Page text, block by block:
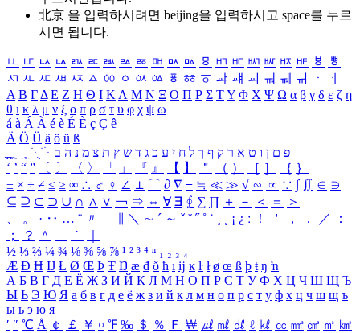
北京 을 입력하시려면 beijing을 입력하시고 space를 누르
시면 됩니다.
ㅥ ㅦ ㅧ ㅨ ㅩ ㅪ ㅫ ㅬ ㅭ ㅮ ㅯ ㅰ ㅱ ㅲ ㅳ ㅴ ㅵ ㅶ ㅷ ㅸ
ㅹ
ㅺ ㅻ ㅼ ㅽ ㅾ ㅿ ㆀ ㆁ ㆂ ㆃ ㆄ ㆅ ㆆ ㆇ ㆈ ㆉ ㆊ ㆋ ㆌ ㆍ
ㆎ
Α Β ΓΔ Ε Ζ Η Θ Ι ΚΛ Μ Ν Ξ Ο Π Ρ Σ ΤΥ Φ Χ Ψ Ω α β γ δ ε ζ η
θ ι κ λ μ ν ξ ο π ρ σ τ υ φ χ ψ ω
á à Á À é è É È ç Ç ê
Ä Ö Ü ä ö ü ß
ִֶֹ ֻּ ׁׂ פ ם ן ו ט א ר ק ף ך ל ח י ע כ ג ד ש ץ ת צ מ נ ה ב
‘ ’ “ ” 〔 〕 〈 〉 「 」 『 』 【 】 ＂ （ ） ［ ］ ｛ ｝
± × ÷ ≠ ≤ ≥ ∞ ∴ ♂ ♀ ∠ ⊥ ⌒ ∂ ∇ ≡ ≒ ≪ ≫ √ ∽ ∝ ∵ ∫ ∬ ∈ ∋
⊆ ⊇ ⊂ ⊃ ∪ ∩ ∧ ∨ ￢ ⇒ ⇔ ∀ ∃ ∮ ∑ ∏ ＋ － ＜ ＝
＞
、
。 · ‥ … ¨ 〃 ― ＼ ∼ ´ ～ ˇ ˘ ˝ ˚ ˙ ¸ ¡ ¿ ː ！ ＇ ， ． ／
：
；
？ ＾ ｀
½ ⅓ ⅔ ¼ ¾ ⅛ ⅜ ⅝ ⅞ ¹ ² ³ ⁴ ⁿ ₁ ₂ ₃ ₄
Æ Ð Ħ Ĳ Ł Ø Œ Þ Ŧ Ŋ æ đ ð ħ ı ĳ ĸ ŀ ł ø œ ß þ ŧ ŋ ŉ
А Б В Г Д Е Ё Ж З И Й К Л М Н О П Р С Т У Ф Х Ц Ч Ш Щ Ъ
Ы Ь Э Ю Я а б в г д е ё ж з и й к л м н о п р с т у ф х ц ч ш щ ъ
ы ь э ю я
′ ″ ℃ Å ￠ ￡ ￥ ¤ ℉ ‰ ＄ ％ Ｆ ￦ ㎕ ㎖ ㎗ ℓ ㎘ ㏄ ㎣ ㎤ ㎥ ㎦